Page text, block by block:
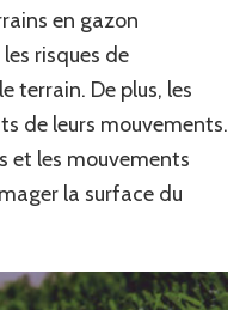
en gazon
risques de
terrain. De plus, les
de leurs mouvements.
et les mouvements
la surface du